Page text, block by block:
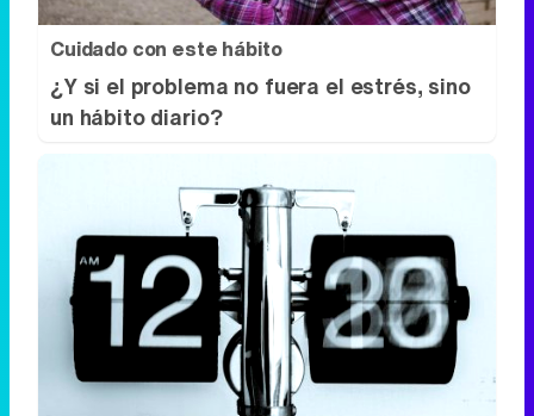
Cuidado con este hábito
¿Y si el problema no fuera el estrés, sino
un hábito diario?